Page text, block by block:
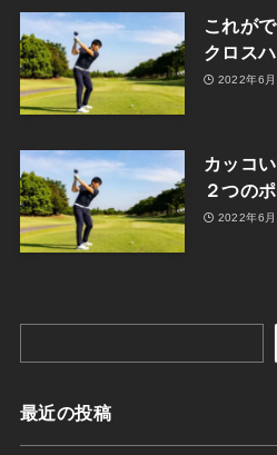
これが
クロス
2022年6月
カッコ
２つの
2022年6月
最近の投稿